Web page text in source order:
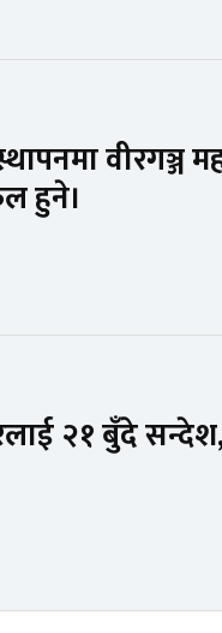
वीरगञ्ज
हुने।
२१ बुँदे सन्देश,